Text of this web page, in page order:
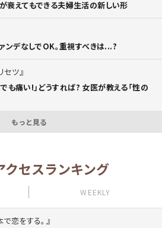
衰えてもできる夫婦生活の新しい形
ンデなしでOK。重視すべきは...?
セツ
も痛い!」どうすれば? 女医が教える「性の
もっと見る
クセスランキング
WEEKLY
恋をする。